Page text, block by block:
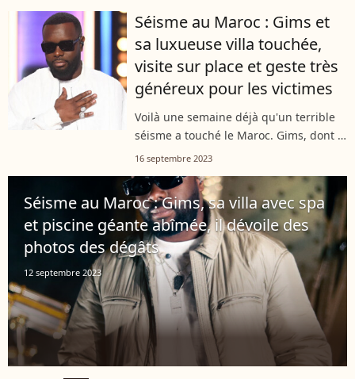
gros différent était bien survenu...
Séisme au Maroc : Gims et
sa luxueuse villa touchée,
visite sur place et geste très
généreux pour les victimes
Voilà une semaine déjà qu'un terrible
séisme a touché le Maroc. Gims, dont la
villa est située à Marrakech, s'est rendu
les dégâts dans sa...
16 septembre 2023
Séisme au Maroc : Gims, sa villa avec spa
et piscine géante abîmée, il dévoile des
photos des dégâts
12 septembre 2023